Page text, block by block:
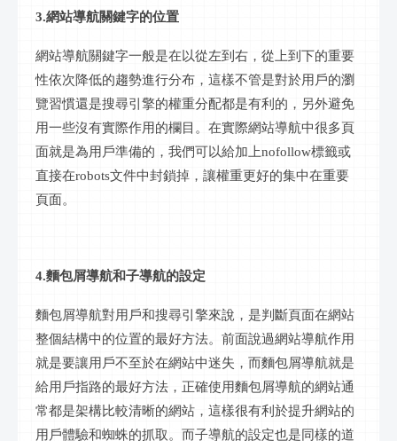
3.網站導航關鍵字的位置
網站導航關鍵字一般是在以從左到右，從上到下的重要
性依次降低的趨勢進行分布，這樣不管是對於用戶的瀏
覽習慣還是搜尋引擎的權重分配都是有利的，另外避免
用一些沒有實際作用的欄目。在實際網站導航中很多頁
面就是為用戶準備的，我們可以給加上nofollow標籤或
直接在robots文件中封鎖掉，讓權重更好的集中在重要
頁面。
4.麵包屑導航和子導航的設定
麵包屑導航對用戶和搜尋引擎來說，是判斷頁面在網站
整個結構中的位置的最好方法。前面說過網站導航作用
就是要讓用戶不至於在網站中迷失，而麵包屑導航就是
給用戶指路的最好方法，正確使用麵包屑導航的網站通
常都是架構比較清晰的網站，這樣很有利於提升網站的
用戶體驗和蜘蛛的抓取。而子導航的設定也是同樣的道